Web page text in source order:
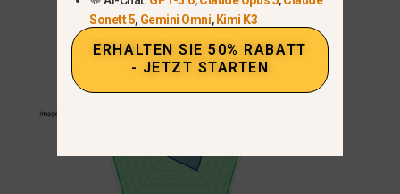
Sonett 5, Gemini Omni,Kimi K3
ERHALTEN SIE 50% RABATT
- JETZT STARTEN